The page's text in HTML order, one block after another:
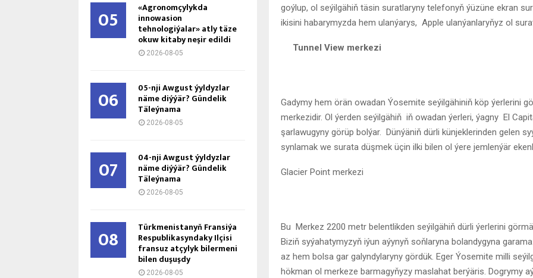
goýlup, ol seýilgähiň täsin suratlaryny telefonyň ýüzüne ekran
ikisini habarymyzda hem ulanýarys, Apple ulanýanlaryňyz ol
Tunnel View merkezi
Gadymy hem örän owadan Ýosemite seýilgähiniň köp ýerlerini
merkezidir. Ol ýerden seýilgähiň iň owadan ýerleri, ýagny El
şarlawugyny görüp bolýar. Dünýäniň dürli künjeklerinden gelen
synlamak we surata düşmek üçin ilki bilen ol ýere jemlenýär
Glacier Point merkezi
Bu Merkez 2200 metr belentlikden seýilgähiň dürli ýerlerini
Biziň syýahatymyzyň iýun aýynyň soňlaryna bolandygyna
az hem bolsa gar galyndylaryny gördük. Eger Ýosemite milli
hökman ol merkeze barmagyňyzy maslahat berýäris. Dogrymy
05 «Agronomçylykda
innowasion
tehnologiýalar» atly täze
okuw kitaby neşir edildi
2026-08-05
06 05-nji Awgust ýyldyzlar
näme diýýär? Gündelik
Täleýnama
2026-08-05
07 04-nji Awgust ýyldyzlar
näme diýýär? Gündelik
Täleýnama
2026-08-05
08 Türkmenistanyň Fransiýa
Respublikasyndaky Ilçisi
fransuz atçylyk bilermeni
bilen duşuşdy
2026-08-05